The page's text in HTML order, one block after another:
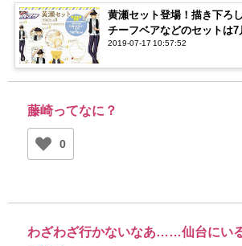
黄瀬セット登場！描き下ろ
チーフベアなどのセットは7
2019-07-17 10:57:52
藤崎ってなに？
0
わざわざ行かないなあ……仙台にい